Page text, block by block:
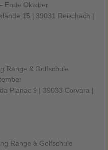
Ende Oktober
15 | 39031 Reischach |
Range & Golfschule
Planac 9 | 39033 Corvara |
Range & Golfschule